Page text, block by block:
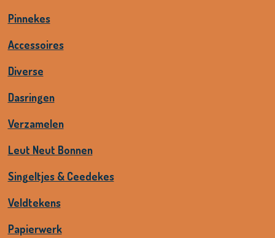
Pinnekes
Accessoires
Diverse
Dasringen
Verzamelen
Leut Neut Bonnen
Singeltjes & Ceedekes
Veldtekens
Papierwerk